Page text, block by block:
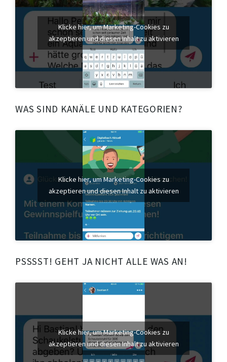
Klicke hier, um Marketing-Cookies zu
akzeptieren und diesen Inhalt zu aktivieren
WAS SIND KANÄLE UND KATEGORIEN?
Klicke hier, um Marketing-Cookies zu
akzeptieren und diesen Inhalt zu aktivieren
PSSSST! GEHT JA NICHT ALLE WAS AN!
Klicke hier, um Marketing-Cookies zu
akzeptieren und diesen Inhalt zu aktivieren